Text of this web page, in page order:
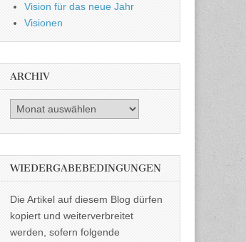
Vision für das neue Jahr
Visionen
ARCHIV
Archiv
WIEDERGABEBEDINGUNGEN
Die Artikel auf diesem Blog dürfen
kopiert und weiterverbreitet
werden, sofern folgende